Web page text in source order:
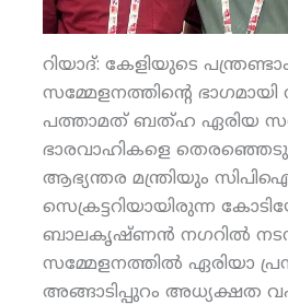
റിയാദ്: കേളിയുടെ
സമ്മേളനത്തിന്റെ
പത്താമത് ബത്ഹ ഏരിയ
ഭാരവാഹികളെ
ആഭ്യന്തര മന്ത്രിയും
സെക്രട്ടറിയായിരുന്ന
ബാലകൃഷ്ണന്‍ നഗറില്‍
സമ്മേളനത്തില്‍ ഏരിയാ
അങ്ങാടിപ്പുറം അധ്യക്ഷത